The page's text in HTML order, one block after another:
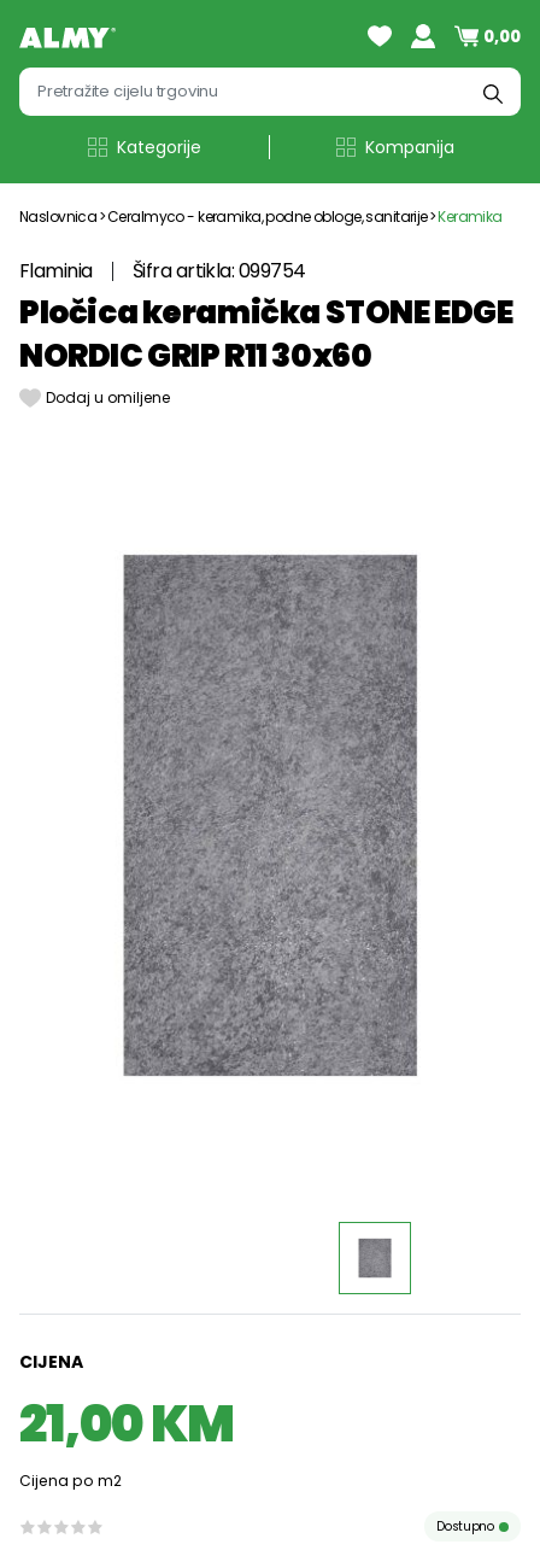
0,00
Kategorije Kompanija
Naslovnica Ceralmyco - keramika, podne obloge, sanitarije Keramika
Flaminia Šifra artikla: 099754
Pločica keramička STONE EDGE
NORDIC GRIP R11 30x60
Dodaj u omiljene
CIJENA
21,00 KM
Cijena po m2
Dostupno